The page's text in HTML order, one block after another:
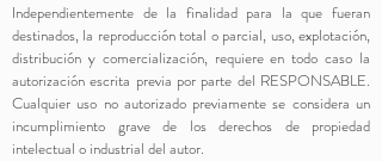
Independientemente de la finalidad para la que fueran
destinados, la reproducción total o parcial, uso, explotación,
distribución y comercialización, requiere en todo caso la
autorización escrita previa por parte del RESPONSABLE.
Cualquier uso no autorizado previamente se considera un
incumplimiento grave de los derechos de propiedad
intelectual o industrial del autor.